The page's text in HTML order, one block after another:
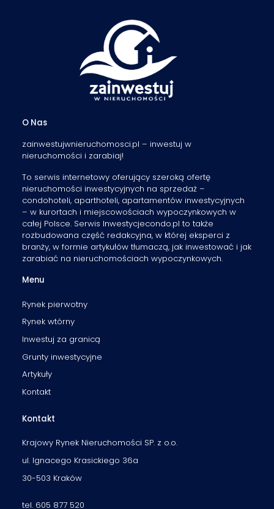
O Nas
zainwestujwnieruchomosci.pl – inwestuj w
nieruchomości i zarabiaj!
To serwis internetowy oferujący szeroką ofertę
nieruchomości inwestycyjnych na sprzedaż –
condohoteli, aparthoteli, apartamentów inwestycyjnych
– w kurortach i miejscowościach wypoczynkowych w
całej Polsce. Serwis Inwestycjecondo.pl to także
rozbudowana część redakcyjna, w której eksperci z
branży, w formie artykułów tłumaczą, jak inwestować i jak
zarabiać na nieruchomościach wypoczynkowych.
Menu
Rynek pierwotny
Rynek wtórny
Inwestuj za granicą
Grunty inwestycyjne
Artykuły
Kontakt
Kontakt
Krajowy Rynek Nieruchomości SP. z o.o.
ul. Ignacego Krasickiego 36a
30-503 Kraków
tel. 605 877 520